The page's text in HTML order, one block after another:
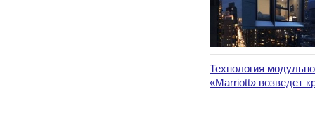
Технология
«Marriott» возведет